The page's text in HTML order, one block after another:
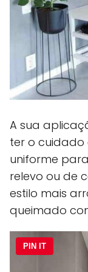
A sua
ter o
uniforme
relevo ou de
estilo mais
queimado
PIN IT